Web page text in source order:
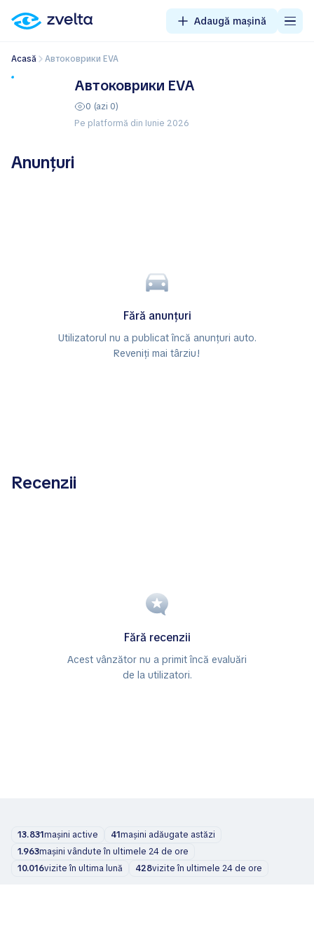
Adaugă mașină
Acasă Автоковрики EVA
Автоковрики EVA
0 (azi 0)
Pe platformă din Iunie 2026
Anunțuri
Fără anunțuri
Utilizatorul nu a publicat încă anunțuri auto.
Reveniți mai târziu!
Recenzii
Fără recenzii
Acest vânzător nu a primit încă evaluări
de la utilizatori.
13.831mașini active 41mașini adăugate astăzi
1.963mașini vândute în ultimele 24 de ore
10.016vizite în ultima lună 428vizite în ultimele 24 de ore